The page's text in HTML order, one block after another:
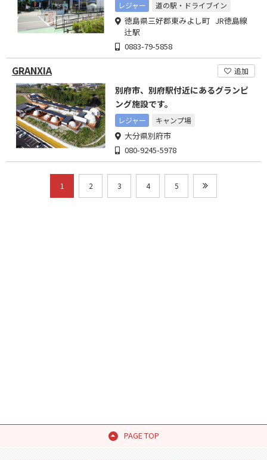
レジャー 道の駅・ドライブイン
徳島県三好郡東みよし町 JR徳島線
辻駅
0883-79-5858
GRANXIA 追加
別府市、別府駅付近にあるグランピ
ング施設です。
レジャー キャンプ場
大分県別府市
080-9245-5978
1 2 3 4 5
PAGE TOP